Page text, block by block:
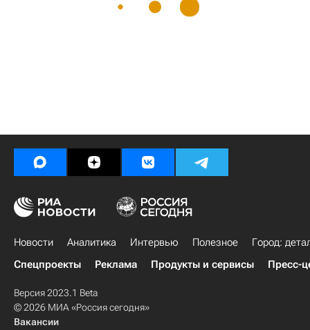
Новости Аналитика Интервью Полезное
Город:
Спецпроекты
Реклама Продукты и сервисы Пресс-
Версия 2023.1 Beta
© 2026 МИА «Россия сегодня»
Вакансии